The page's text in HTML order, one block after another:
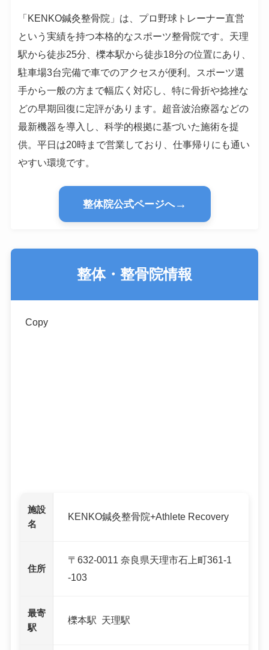
「KENKO鍼灸整骨院」は、プロ野球トレーナー直営
という実績を持つ本格的なスポーツ整骨院です。天理
駅から徒歩25分、櫟本駅から徒歩18分の位置にあり、
駐車場3台完備で車でのアクセスが便利。スポーツ選
手から一般の方まで幅広く対応し、特に骨折や捻挫な
どの早期回復に定評があります。超音波治療器などの
最新機器を導入し、科学的根拠に基づいた施術を提
供。平日は20時まで営業しており、仕事帰りにも通い
やすい環境です。
整体院公式ページへ→
整体・整骨院情報
Copy
施設
名
KENKO鍼灸整骨院+Athlete Recovery
住所
〒632-0011 奈良県天理市石上町361-1
-103
最寄
駅
櫟本駅 天理駅